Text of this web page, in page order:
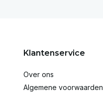
Klantenservice
Over ons
Algemene voorwaarden